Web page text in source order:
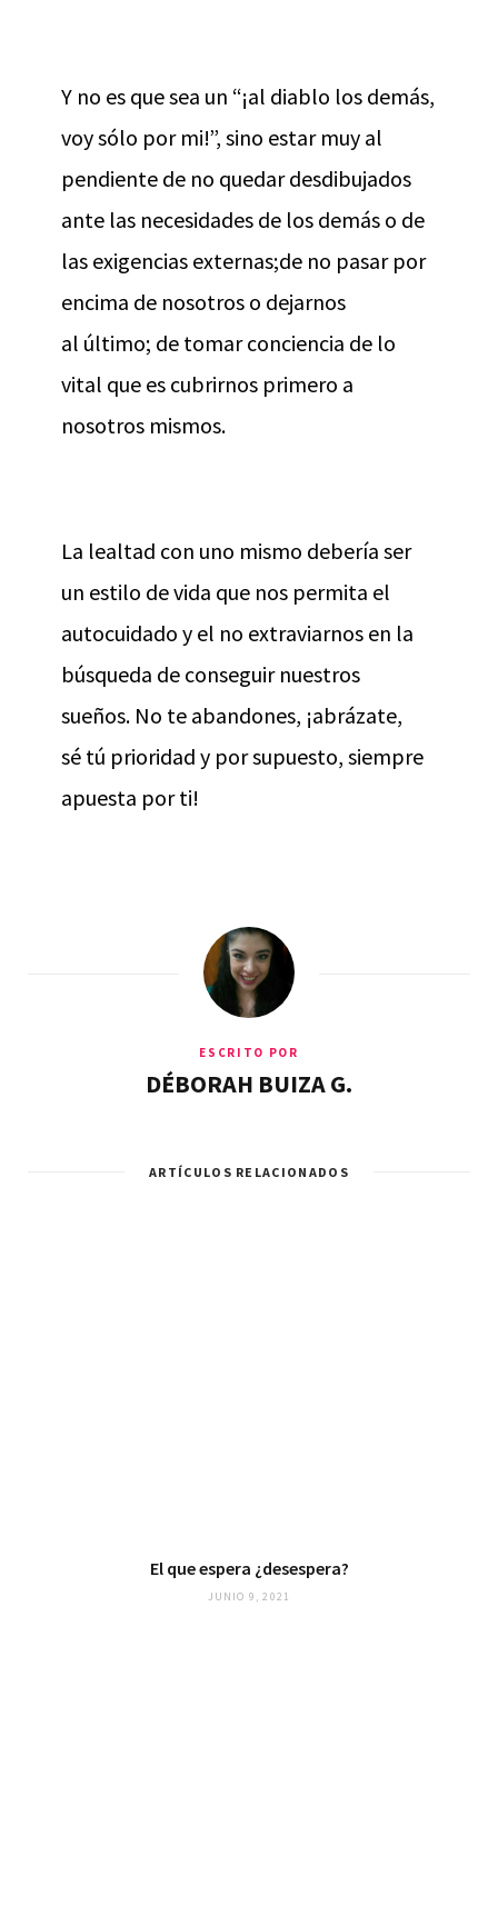
Y no es que sea un “¡al diablo los demás,
voy sólo por mi!”, sino estar muy al
pendiente de no quedar desdibujados
ante las necesidades de los demás o de
las exigencias externas;de no pasar por
encima de nosotros o dejarnos
al último; de tomar conciencia de lo
vital que es cubrirnos primero a
nosotros mismos.
La lealtad con uno mismo debería ser
un estilo de vida que nos permita el
autocuidado y el no extraviarnos en la
búsqueda de conseguir nuestros
sueños. No te abandones, ¡abrázate,
sé tú prioridad y por supuesto, siempre
apuesta por ti!
ESCRITO POR
DÉBORAH BUIZA G.
ARTÍCULOS RELACIONADOS
El que espera ¿desespera?
JUNIO 9, 2021